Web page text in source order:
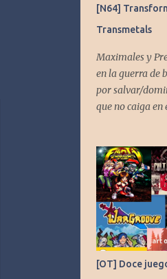
[N64]
Transmetals
Maximales y
en la guerra de
por salvar/
que no caiga en
[OT] Doce